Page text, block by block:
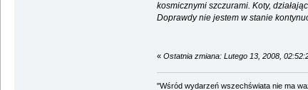
kosmicznymi szczurami. Koty,
Doprawdy nie jestem w stanie
« Ostatnia zmiana: Lutego 13, 2008,
"Wśród wydarzeń wszechświata nie ma